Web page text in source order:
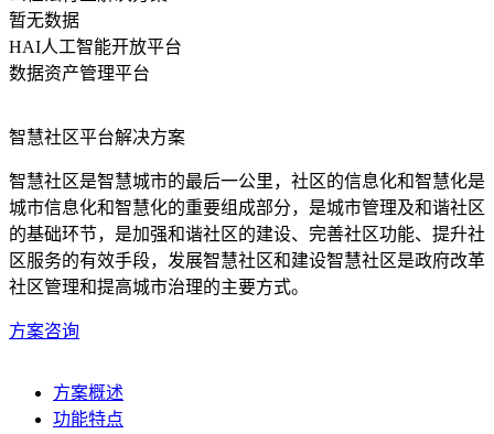
暂无数据
HAI人工智能开放平台
数据资产管理平台
智慧社区平台解决方案
智慧社区是智慧城市的最后一公里，社区的信息化和智慧化是
城市信息化和智慧化的重要组成部分，是城市管理及和谐社区
的基础环节，是加强和谐社区的建设、完善社区功能、提升社
区服务的有效手段，发展智慧社区和建设智慧社区是政府改革
社区管理和提高城市治理的主要方式。
方案咨询
方案概述
功能特点